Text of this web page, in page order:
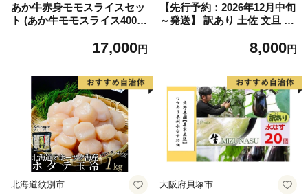
あか牛赤身モモスライスセッ
ト (あか牛モモスライス400
17,000円
【先行予約：2026年12月中旬
～発送】 訳あり 土佐 文旦 8k
ス) 8000円 わけあり ぶんたん
農家直送 期間限定 特産品 サ
イズミックス くらもとファー
ム 愛南町 愛媛県
8,000円
北海道紋別市 大阪府貝塚市